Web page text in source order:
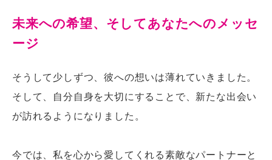
未来への希望、そしてあなたへのメッセ
ージ
そうして少しずつ、彼への想いは薄れていきました。
そして、自分自身を大切にすることで、新たな出会い
が訪れるようになりました。
今では、私を心から愛してくれる素敵なパートナーと